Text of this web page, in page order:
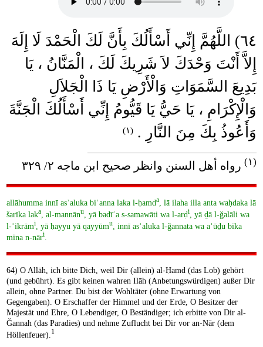
٦٤) اللَّهُمَّ إِنِّي أَسْأَلُكَ بِأَنَّ لَكَ الْحَمْدَ لَا إِلَهَ
إِلاَّ أَنْتَ وَحْدَكَ لاَ شَرِيكَ لَكَ ، الْمَنَّانُ ، يَا
بَدِيعَ السَّمَوَاتِ وَالْأَرْضِ يَا ذَا الْجَلاَلِ
وَالْإِكْرَامِ ، يَا حَيُّ يَا قَيُّومُ إِنِّي أَسْأَلُكَ الْجَنَّةَ
وَأَعُوذُ بِكَ مِنَ النَّارِ . (١)
(١) رواه أهل السنن وانظر صحيح ابن ماجه ٢/ ٣٢٩
allāhumma innī asʾaluka biʾanna laka l-ḥamda, lā ilaha illa anta waḥdaka lā
šarīka laka , al-mannānu , yā badīʿa s-samawāti wa l-arḍi , yā ḏā l-ǧalāli wa
l-ʾikrāmi , yā ḥayyu yā qayyūmu , innī asʾaluka l-ǧannata wa aʿūḏu bika
mina n-nāri.
64) O Allāh, ich bitte Dich, weil Dir (allein) al-Ḥamd (das Lob) gehört
(und gebührt). Es gibt keinen wahren Ilāh (Anbetungswürdigen) außer Dir
allein, ohne Partner. Du bist der Wohltäter (ohne Erwartung von
Gegengaben). O Erschaffer der Himmel und der Erde, O Besitzer der
Majestät und Ehre, O Lebendiger, O Beständiger; ich erbitte von Dir al-
Ǧannah (das Paradies) und nehme Zuflucht bei Dir vor an-Nār (dem
Höllenfeuer). 1